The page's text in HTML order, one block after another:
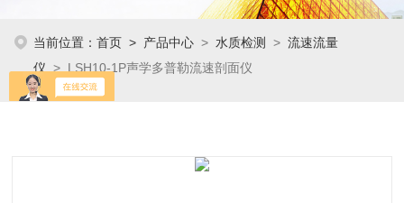
当前位置：首页 > 产品中心 >水质检测 >流速流量
仪 > LSH10-1P声学多普勒流速剖面仪